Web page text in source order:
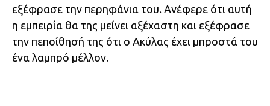
εξέφρασε την περηφάνια του. Ανέφερε ότι αυτή
η εμπειρία θα της μείνει αξέχαστη και εξέφρασε
την πεποίθησή της ότι ο Ακύλας έχει μπροστά του
ένα λαμπρό μέλλον.